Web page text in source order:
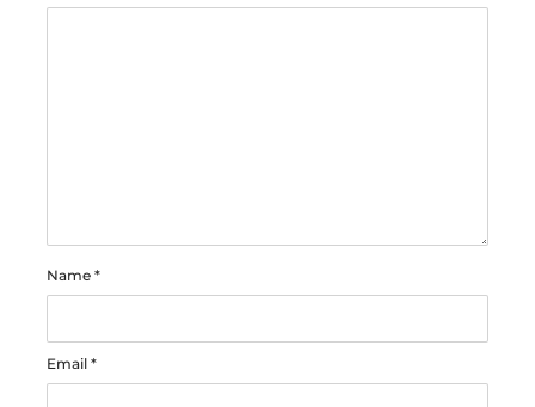
Name *
Email *